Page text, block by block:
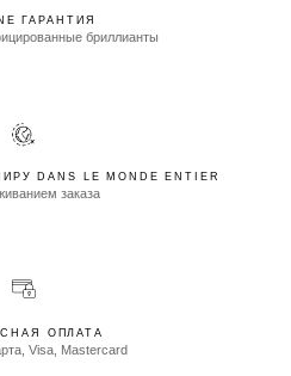
ГАРАНТИЯ
бриллианты
DANS LE MONDE ENTIER
заказа
ОПЛАТА
Visa, Mastercard